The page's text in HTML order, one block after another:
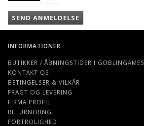
SEND ANMELDELSE
INFORMATIONER
BUTIKKER / ÅBNINGSTIDER I GOBLINGAMES
KONTAKT OS
BETINGELSER & VILKÅR
FRAGT OG LEVERING
FIRMA PROFIL
RETURNERING
FORTROLIGHED